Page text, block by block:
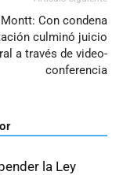
Con condena
culminó juicio
a través de video-
conferencia
la Ley